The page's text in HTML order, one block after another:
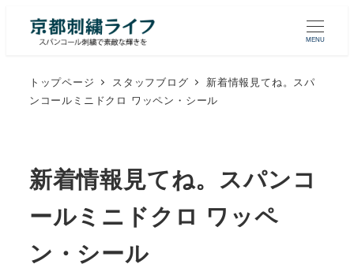
MENU
トップページ スタッフブログ
新着情報見てね。スパ
ンコールミニドクロ ワッペン・シール
新着情報見てね。スパンコ
ールミニドクロ ワッペ
ン・シール